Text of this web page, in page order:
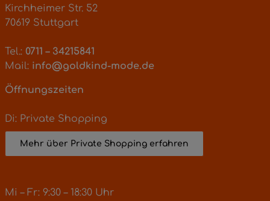
Kirchheimer Str. 52
70619 Stuttgart
Tel.: 0711 – 34215841
Mail: info@goldkind-mode.de
Öffnungszeiten
Di: Private Shopping
Mehr über Private Shopping erfahren
Mi – Fr: 9:30 – 18:30 Uhr